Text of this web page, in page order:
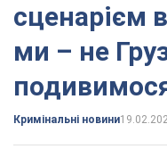
сценарієм
ми – не
Кримінальні новини